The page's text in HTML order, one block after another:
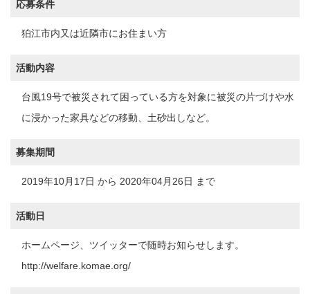
応募条件
狛江市内又は近隣市にお住まい方
活動内容
台風19号で被災されて困っている方を対象に被災の片づけや水
に浸かった家具などの移動、土砂出しなど。
募集期間
2019年10月17日 から 2020年04月26日 まで
活動日
ホームページ、ツイッターで随時お知らせします。
http://welfare.komae.org/